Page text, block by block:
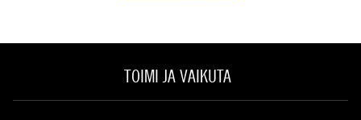
TOIMI JA VAIKUTA